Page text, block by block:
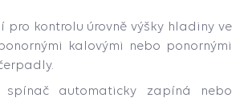
pro kontrolu úrovně výšky hladiny ve
kalovými nebo ponornými
spínač automaticky zapíná nebo